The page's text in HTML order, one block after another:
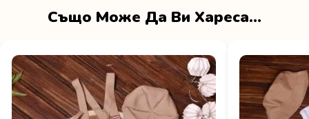
Също Може Да Ви Хареса…